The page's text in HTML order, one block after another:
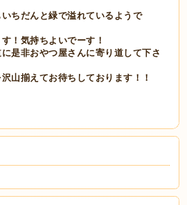
ちだんと緑で溢れているようで
！気持ちよいでーす！
是非おやつ屋さんに寄り道して下さ
山揃えてお待ちしております！！